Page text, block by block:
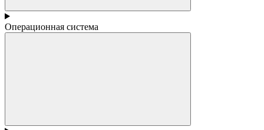
Операционная система